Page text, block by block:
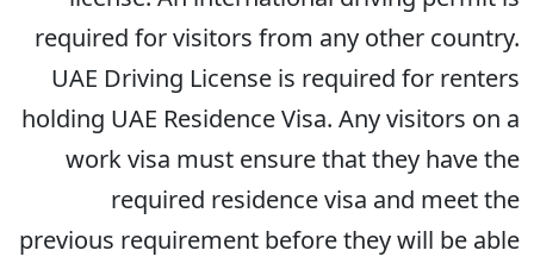
required for visitors from any other country.
UAE Driving License is required for renters
holding UAE Residence Visa. Any visitors on a
work visa must ensure that they have the
required residence visa and meet the
previous requirement before they will be able